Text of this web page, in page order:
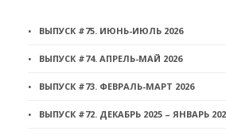
ВЫПУСК #75. ИЮНЬ-ИЮЛЬ 2026
ВЫПУСК #74. АПРЕЛЬ-МАЙ 2026
ВЫПУСК #73. ФЕВРАЛЬ-МАРТ 2026
ВЫПУСК #72. ДЕКАБРЬ 2025 – ЯНВАРЬ